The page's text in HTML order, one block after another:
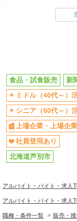
上場企業・上場企業の
社
社員登用あり
食品・試食販売 新
ミドル（40代～）
シニア（60代～）
上場企業・上場企
社員登用あり
北海道芦別市
アルバイト・バイト・求人
アルバイト・バイト・求人
職種・条件一覧 販売・